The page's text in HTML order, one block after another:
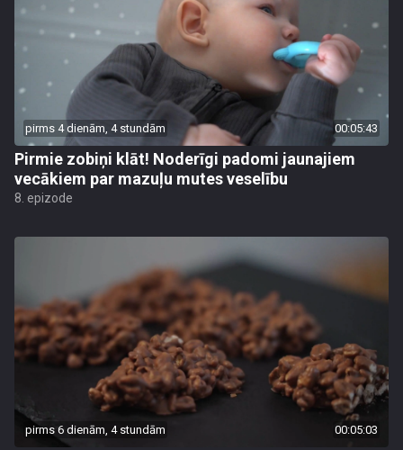
pirms 4 dienām, 4 stundām 00:05:43
Pirmie zobiņi klāt! Noderīgi padomi jaunajiem
vecākiem par mazuļu mutes veselību
8. epizode
pirms 6 dienām, 4 stundām 00:05:03